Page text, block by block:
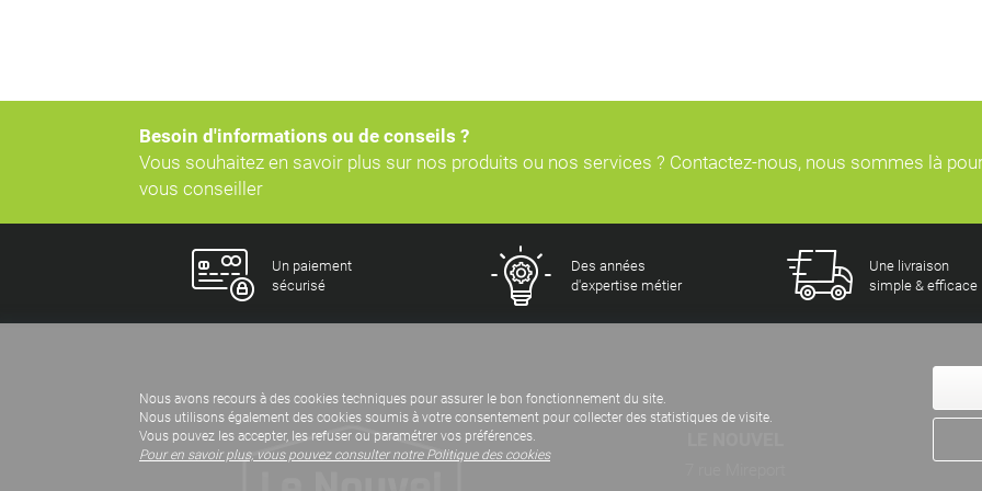
Besoin d'informations ou de conseils ?
Vous souhaitez en savoir plus sur nos produits ou nos services ? Contactez-nous, nous sommes là
vous conseiller
Un paiement
sécurisé
Des années
d'expertise métier
Une livraison
simple & efficace
Nous avons recours à des cookies techniques pour assurer le bon fonctionnement du site.
Nous utilisons également des cookies soumis à votre consentement pour collecter des statistiques de visite.
Vous pouvez les accepter, les refuser ou paramétrer vos préférences.
Pour en savoir plus, vous pouvez consulter notre Politique des cookies